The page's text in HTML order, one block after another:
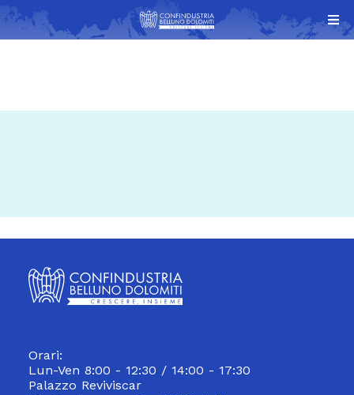
Orari:
Lun-Ven 8:00 - 12:30 / 14:00 - 17:30
Palazzo Reviviscar